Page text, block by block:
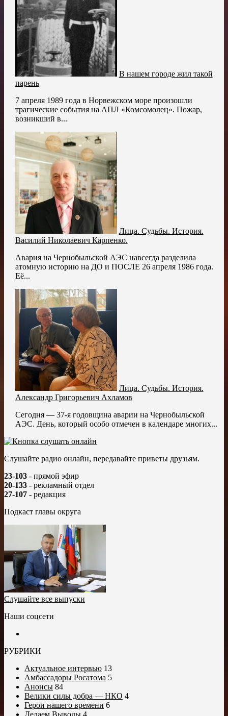
В нашем городе жил такой
парень
7 апреля 1989 года в Норвежском море произошли
трагические события на АПЛ «Комсомолец». Пожар,
возникший в...
Лица. Судьбы. История.
Василий Николаевич Карпенко.
Авария на Чернобыльской АЭС навсегда разделила
атомную историю на ДО и ПОСЛЕ 26 апреля 1986 года.
Её...
Лица. Судьбы. История.
Александр Григорьевич Ахламов
Сегодня — 37-я годовщина аварии на Чернобыльской
АЭС. День, который особо отмечен в календаре многих...
Слушайте радио онлайн, передавайте приветы друзьям.
23-103 - прямой эфир
20-133 - рекламный отдел
27-107 - редакция
Подкаст главы округа
Слушайте все выпуски
Наши соцсети
РУБРИКИ
Актуальное интервью 13
Амбассадоры Росатома 5
Анонсы 84
Велики силы добра — НКО 4
Герои нашего времени 6